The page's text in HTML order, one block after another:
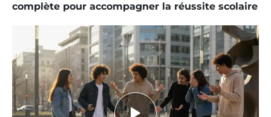
complète pour accompagner la réussite scolaire